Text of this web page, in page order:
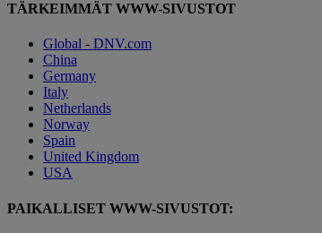
TÄRKEIMMÄT WWW-SIVUSTOT
Global - DNV.com
China
Germany
Italy
Netherlands
Norway
Spain
United Kingdom
USA
PAIKALLISET WWW-SIVUSTOT: